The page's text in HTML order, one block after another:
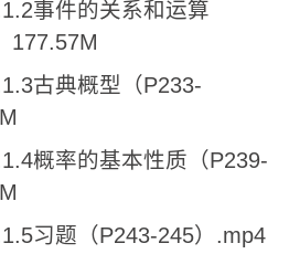
事件的关系和运算
177.57M
古典概型（P233-
概率的基本性质（P239-
习题（P243-245）.mp4